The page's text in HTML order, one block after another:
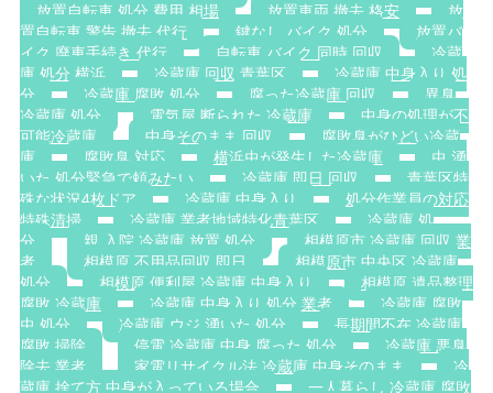
放置自転車 処分 費用 相場
放置車両 撤去 格安
放
置自転車 警告 撤去 代行
鍵なし バイク 処分
放置バ
イク 廃車手続き 代行
自転車 バイク 同時 回収
冷蔵
庫 処分 横浜
冷蔵庫 回収 青葉区
冷蔵庫 中身入り 処
分
冷蔵庫 腐敗 処分 腐った冷蔵庫 回収
異臭
冷蔵庫 処分
電気屋 断られた 冷蔵庫
中身の処理が不
可能冷蔵庫
中身そのまま 回収
腐敗臭がひどい冷蔵
庫
腐敗臭 対応 横浜虫が発生した冷蔵庫
虫 湧
いた 処分緊急で頼みたい
冷蔵庫 即日 回収
青葉区特
殊な状況4枚ドア
冷蔵庫 中身入り
処分作業員の対応
特殊清掃
冷蔵庫 業者地域特化青葉区
冷蔵庫 処
分
親 入院 冷蔵庫 放置 処分
相模原市 冷蔵庫 回収 業
者
相模原 不用品回収 即日
相模原市 中央区 冷蔵庫
処分
相模原 便利屋 冷蔵庫 中身入り
相模原 遺品整理
腐敗 冷蔵庫
冷蔵庫 中身入り 処分 業者
冷蔵庫 腐敗
虫 処分
冷蔵庫 ウジ 湧いた 処分
長期間不在 冷蔵庫
腐敗 掃除
停電 冷蔵庫 中身 腐った 処分
冷蔵庫 悪臭
除去 業者
家電リサイクル法 冷蔵庫 中身そのまま
冷
蔵庫 捨て方 中身が入っている場合
一人暮らし 冷蔵庫 腐敗